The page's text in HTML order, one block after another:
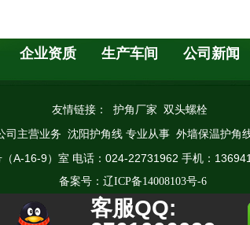
客服QQ:
企业资质 生产车间 公司新闻
友情链接： 护角厂家 双头螺栓
司主营业务 沈阳护角线 专业从事 外墙保温护角
A-16-9）室 电话：024-22731962 手机：
备案号：辽ICP备14008103号-6